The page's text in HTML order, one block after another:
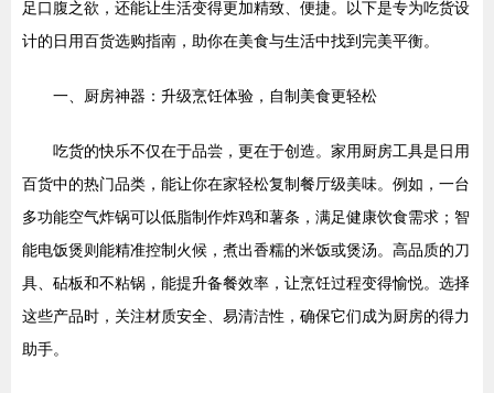
足口腹之欲，还能让生活变得更加精致、便捷。以下是专为吃货设
计的日用百货选购指南，助你在美食与生活中找到完美平衡。
一、厨房神器：升级烹饪体验，自制美食更轻松
吃货的快乐不仅在于品尝，更在于创造。家用厨房工具是日用
百货中的热门品类，能让你在家轻松复制餐厅级美味。例如，一台
多功能空气炸锅可以低脂制作炸鸡和薯条，满足健康饮食需求；智
能电饭煲则能精准控制火候，煮出香糯的米饭或煲汤。高品质的刀
具、砧板和不粘锅，能提升备餐效率，让烹饪过程变得愉悦。选择
这些产品时，关注材质安全、易清洁性，确保它们成为厨房的得力
助手。